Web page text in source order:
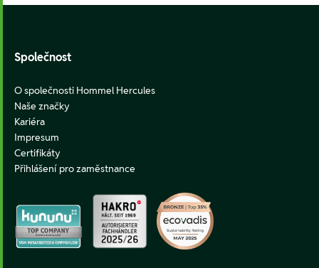
Footer
Společnost
O společnosti Hommel Hercules
Naše značky
Kariéra
Impresum
Certifikáty
Přihlášení pro zaměstnance